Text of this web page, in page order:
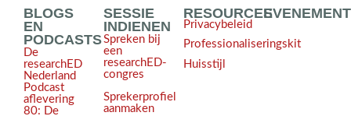
BLOGS
EN
PODCASTS
De
researchED
Nederland
Podcast
aflevering
80: De
SESSIE
INDIENEN
Spreken bij
een
researchED-
congres
Sprekerprofiel
aanmaken
RESOURCES
Privacybeleid
Professionaliseringskit
Huisstijl